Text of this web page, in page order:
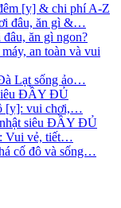
[y] & chi phí A-Z
đâu, ăn gì &…
ăn gì ngon?
an toàn và vui
Lạt sống ảo…
ĐẦY ĐỦ
[y]: vui chơi,…
siêu ĐẦY ĐỦ
Vui vẻ, tiết…
cố đô và sống…